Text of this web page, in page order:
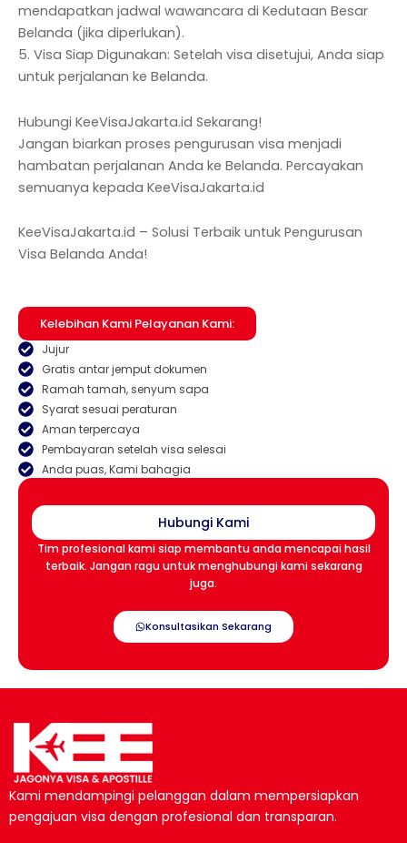
mendapatkan jadwal wawancara di Kedutaan Besar
Belanda (jika diperlukan).
5. Visa Siap Digunakan: Setelah visa disetujui, Anda siap
untuk perjalanan ke Belanda.
Hubungi KeeVisaJakarta.id Sekarang!
Jangan biarkan proses pengurusan visa menjadi
hambatan perjalanan Anda ke Belanda. Percayakan
semuanya kepada KeeVisaJakarta.id
KeeVisaJakarta.id – Solusi Terbaik untuk Pengurusan
Visa Belanda Anda!
Kelebihan Kami Pelayanan Kami:
Jujur
Gratis antar jemput dokumen
Ramah tamah, senyum sapa
Syarat sesuai peraturan
Aman terpercaya
Pembayaran setelah visa selesai
Anda puas, Kami bahagia
Hubungi Kami
Tim profesional kami siap membantu anda mencapai hasil
terbaik. Jangan ragu untuk menghubungi kami sekarang
juga.
Konsultasikan Sekarang
Kami mendampingi pelanggan dalam mempersiapkan
pengajuan visa dengan profesional dan transparan.